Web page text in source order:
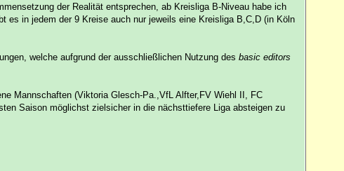
der Realität entsprechen, ab Kreisliga B-Niveau habe ich
es in jedem der 9 Kreise auch nur jeweils eine Kreisliga B,C,D (in Köln
welche aufgrund der ausschließlichen Nutzung des basic editors
Mannschaften (Viktoria Glesch-Pa.,VfL Alfter,FV Wiehl II, FC
Saison möglichst zielsicher in die nächsttiefere Liga absteigen zu